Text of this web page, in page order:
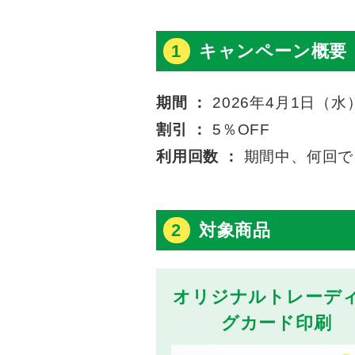
1 キャンペーン概要
期間 ： 2026年4月1日（水
割引 ： 5％OFF
利用回数 ： 期間中、何回
2 対象商品
オリジナルトレーデ
グカード印刷